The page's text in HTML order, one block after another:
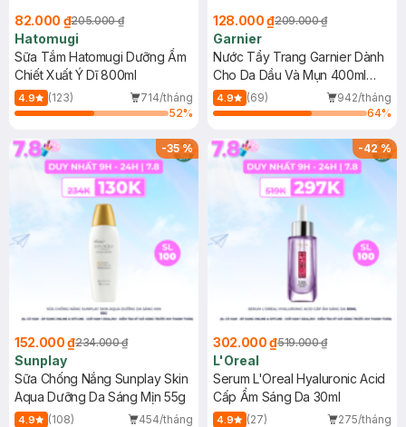
82.000 ₫205.000 ₫
Hatomugi
Sữa Tắm Hatomugi Dưỡng Ẩm
Chiết Xuất Ý Dĩ 800ml
4.9 (123)
714/tháng
52%
128.000 ₫209.000 ₫
Garnier
Nước Tẩy Trang Garnier Dành
Cho Da Dầu Và Mụn 400ml
(Mới)
4.9 (69)
942/tháng
64%
-35%
152.000 ₫234.000 ₫
Sunplay
Sữa Chống Nắng Sunplay Skin
Aqua Dưỡng Da Sáng Mịn 55g
4.9 (108)
454/tháng
-42%
302.000 ₫519.000 ₫
L'Oreal
Serum L'Oreal Hyaluronic Acid
Cấp Ẩm Sáng Da 30ml
4.9 (27)
275/tháng